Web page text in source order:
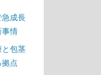
成長
事情
包茎
点